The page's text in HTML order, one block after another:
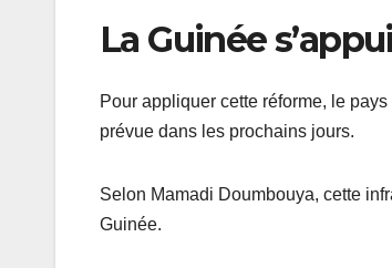
La Guinée
Pour appliquer cette réforme, le
prévue dans les prochains jours.
Selon Mamadi Doumbouya, cette
Guinée.